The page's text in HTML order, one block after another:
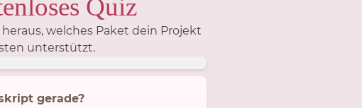
Quiz
welches Paket dein Projekt
unterstützt.
gerade?